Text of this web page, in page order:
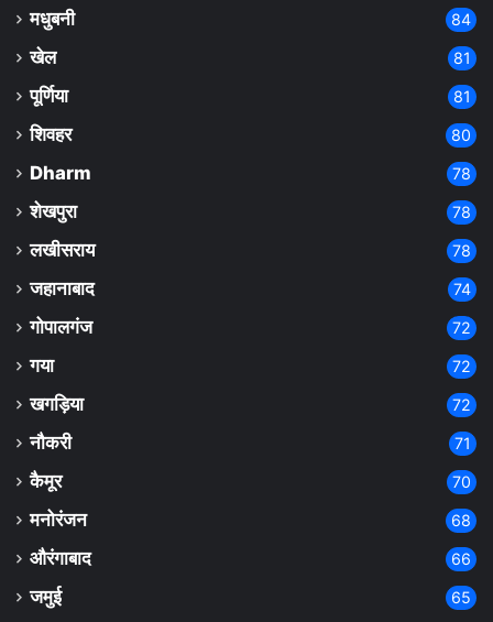
मधुबनी 84
खेल 81
पूर्णिया 81
शिवहर 80
Dharm 78
शेखपुरा 78
लखीसराय 78
जहानाबाद 74
गोपालगंज 72
गया 72
खगड़िया 72
नौकरी 71
कैमूर 70
मनोरंजन 68
औरंगाबाद 66
जमुई 65